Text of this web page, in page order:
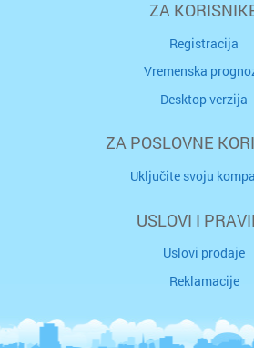
ZA
Registracija
Vremenska
Desktop verzija
ZA POSLOVNE
Uključite svoju
USLOVI I
Uslovi prodaje
Reklamacije